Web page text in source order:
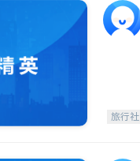
旅行社